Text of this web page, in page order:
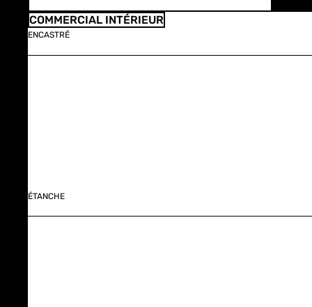
COMMERCIAL INTÉRIEUR
ENCASTRÉ
ÉTANCHE